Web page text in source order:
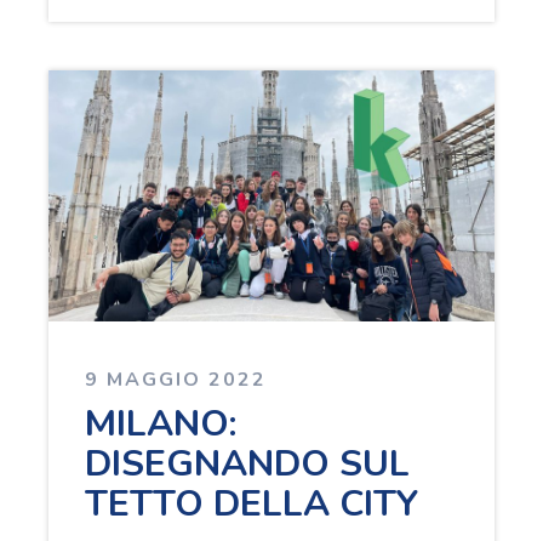
9 MAGGIO 2022
MILANO:
DISEGNANDO SUL
TETTO DELLA CITY